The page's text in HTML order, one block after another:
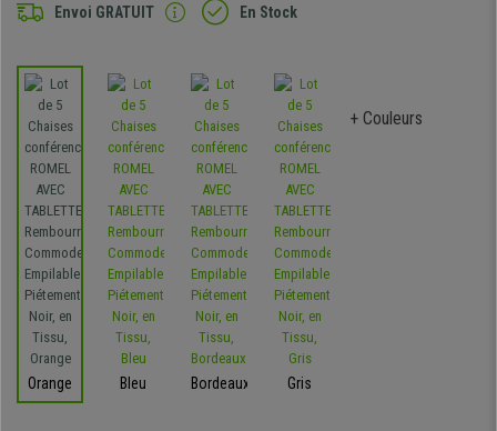
Envoi GRATUIT En Stock
Orange Bleu Bordeaux Gris
+ Couleurs